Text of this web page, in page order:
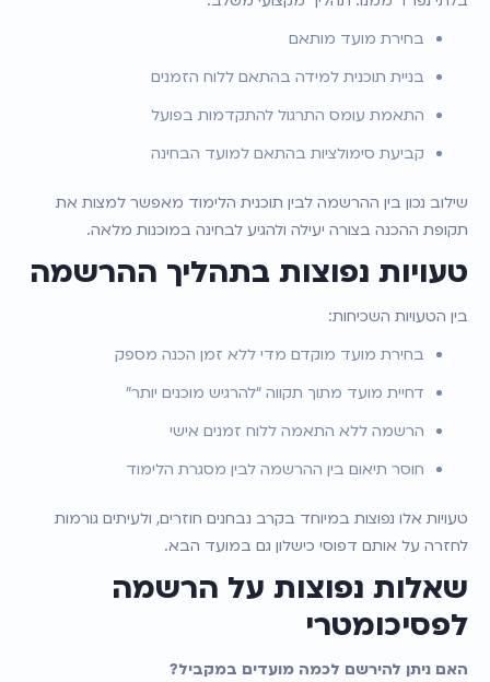
בחירת מועד מותאם
בניית תוכנית למידה בהתאם ללוח הזמנים
התאמת עומס התרגול להתקדמות בפועל
קביעת סימולציות בהתאם למועד הבחינה
שילוב נכון בין ההרשמה לבין תוכנית הלימוד מאפשר למצות את
תקופת ההכנה בצורה יעילה ולהגיע לבחינה במוכנות מלאה.
טעויות נפוצות בתהליך ההרשמה
בין הטעויות השכיחות:
בחירת מועד מוקדם מדי ללא זמן הכנה מספק
דחיית מועד מתוך תקווה “להרגיש מוכנים יותר”
הרשמה ללא התאמה ללוח זמנים אישי
חוסר תיאום בין ההרשמה לבין מסגרת הלימוד
טעויות אלו נפוצות במיוחד בקרב נבחנים חוזרים, ולעיתים גורמות
לחזרה על אותם דפוסי כישלון גם במועד הבא.
שאלות נפוצות על הרשמה
לפסיכומטרי
האם ניתן להירשם לכמה מועדים במקביל?